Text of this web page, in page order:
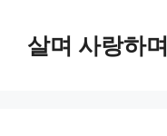
살며 사랑하며